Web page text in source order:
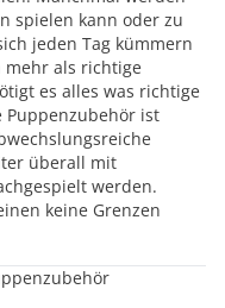
spielen kann oder zu
jeden Tag kümmern
mehr als richtige
es alles was richtige
Puppenzubehör ist
überall mit
werden.
keine Grenzen